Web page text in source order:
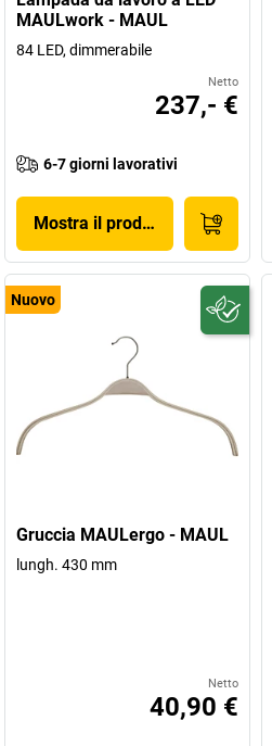
MAULwork - MAUL
84 LED, dimmerabile
Netto
237,- €
6-7 giorni lavorativi
Mostra il prodotto
Nuovo
Gruccia MAULergo - MAUL
lungh. 430 mm
Netto
40,90 €